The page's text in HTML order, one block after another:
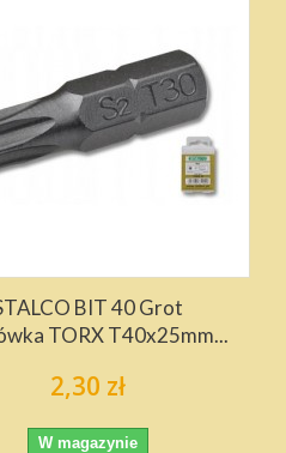
BIT 40 Grot
TORX T40x25mm...
2,30 zł
W magazynie